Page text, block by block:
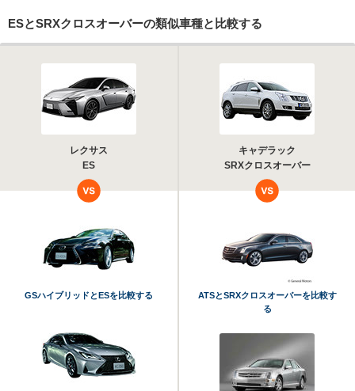
ESとSRXクロスオーバーの類似車種と比較する
レクサス
ES
キャデラック
SRXクロスオーバー
GSハイブリッドとESを比較する
ATSとSRXクロスオーバーを比較す
る